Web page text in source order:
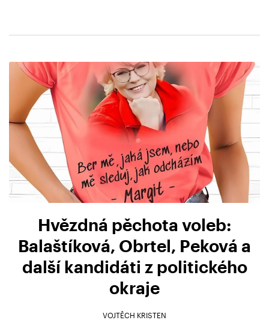
Hvězdná pěchota voleb:
Balaštíková, Obrtel, Peková a
další kandidáti z politického
okraje
VOJTĚCH KRISTEN